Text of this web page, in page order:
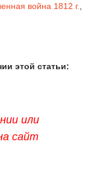
война 1812 г.
этой статьи:
или
сайт